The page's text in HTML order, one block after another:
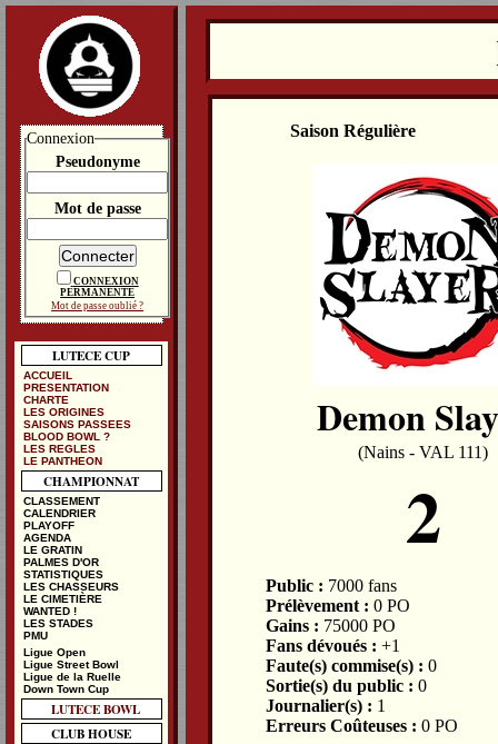
Saison Régulière
Demon
(Nains - VAL 111)
2
Public : 7000 fans
Prélèvement : 0 PO
Gains : 75000 PO
Fans dévoués : +1
Faute(s) commise(s) : 0
Sortie(s) du public : 0
Journalier(s) : 1
Erreurs Coûteuses : 0 PO
Connexion
Pseudonyme
Mot de passe
CONNEXION
PERMANENTE
Mot de passe oublié ?
LUTECE CUP
ACCUEIL
PRESENTATION
CHARTE
LES ORIGINES
SAISONS PASSEES
BLOOD BOWL ?
LES REGLES
LE PANTHEON
CHAMPIONNAT
CLASSEMENT
CALENDRIER
PLAYOFF
AGENDA
LE GRATIN
PALMES D'OR
STATISTIQUES
LES CHASSEURS
LE CIMETIÈRE
WANTED !
LES STADES
PMU
Ligue Open
Ligue Street Bowl
Ligue de la Ruelle
Down Town Cup
LUTECE BOWL
CLUB HOUSE